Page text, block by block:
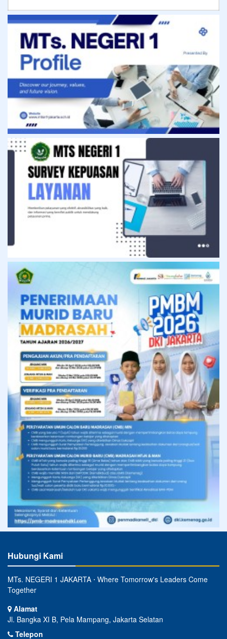
Hubungi Kami
MTs. NEGERI 1 JAKARTA ⋅ Where Tomorrow's Leaders Come
Together
Alamat
Jl. Bangka XI B, Pela Mampang, Jakarta Selatan
Telepon